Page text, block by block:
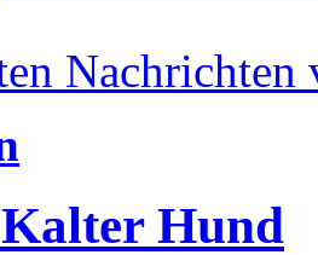
Nachrichten
Hund